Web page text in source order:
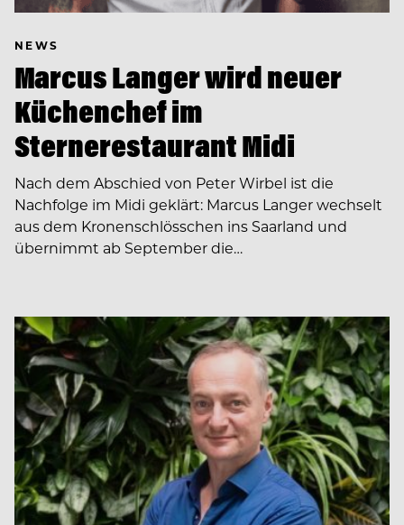
NEWS
Marcus Langer wird neuer
Küchenchef im
Sternerestaurant Midi
Nach dem Abschied von Peter Wirbel ist die
Nachfolge im Midi geklärt: Marcus Langer wechselt
aus dem Kronenschlösschen ins Saarland und
übernimmt ab September die…